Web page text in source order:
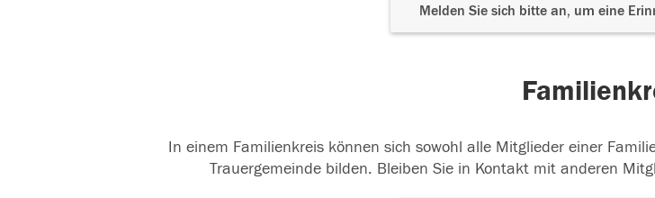
Melden Sie sich bitte an, um eine
In einem Familienkreis können sich sowohl alle Mitglieder einer
Trauergemeinde bilden. Bleiben Sie in Kontakt mit anderen